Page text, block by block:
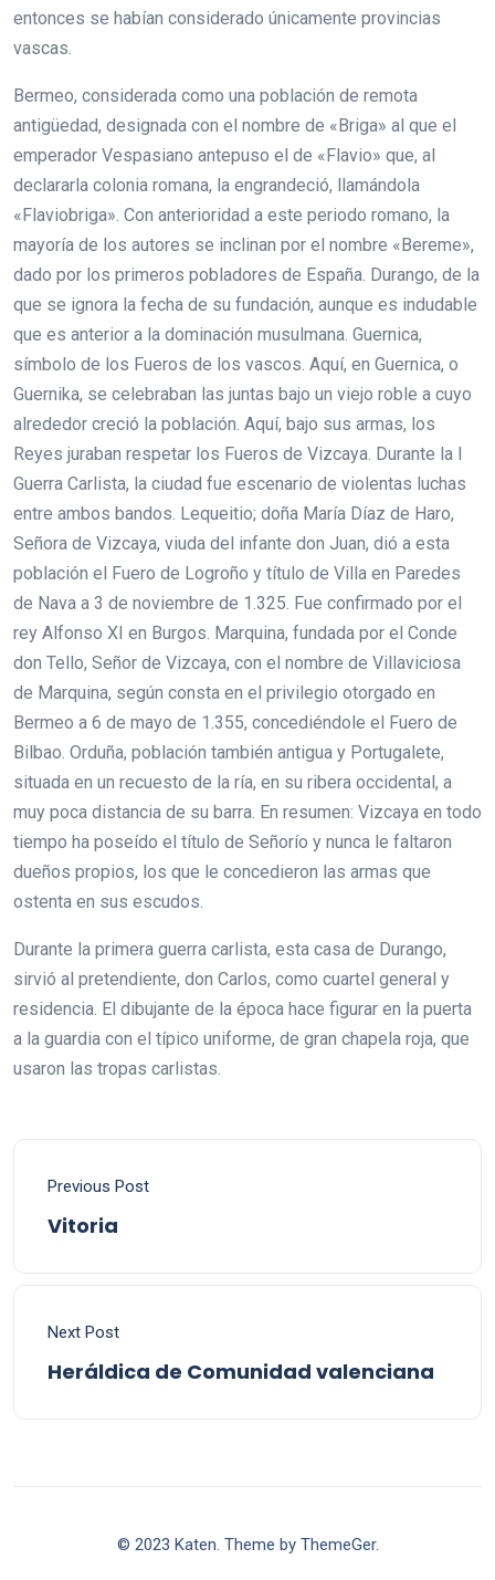
entonces se habían considerado únicamente provincias
vascas.
Bermeo, considerada como una población de remota
antigüedad, designada con el nombre de «Briga» al que el
emperador Vespasiano antepuso el de «Flavio» que, al
declararla colonia romana, la engrandeció, llamándola
«Flaviobriga». Con anterioridad a este periodo romano, la
mayoría de los autores se inclinan por el nombre «Bereme»,
dado por los primeros pobladores de España. Durango, de la
que se ignora la fecha de su fundación, aunque es indudable
que es anterior a la dominación musulmana. Guernica,
símbolo de los Fueros de los vascos. Aquí, en Guernica, o
Guernika, se celebraban las juntas bajo un viejo roble a cuyo
alrededor creció la población. Aquí, bajo sus armas, los
Reyes juraban respetar los Fueros de Vizcaya. Durante la I
Guerra Carlista, la ciudad fue escenario de violentas luchas
entre ambos bandos. Lequeitio; doña María Díaz de Haro,
Señora de Vizcaya, viuda del infante don Juan, dió a esta
población el Fuero de Logroño y título de Villa en Paredes
de Nava a 3 de noviembre de 1.325. Fue confirmado por el
rey Alfonso XI en Burgos. Marquina, fundada por el Conde
don Tello, Señor de Vizcaya, con el nombre de Villaviciosa
de Marquina, según consta en el privilegio otorgado en
Bermeo a 6 de mayo de 1.355, concediéndole el Fuero de
Bilbao. Orduña, población también antigua y Portugalete,
situada en un recuesto de la ría, en su ribera occidental, a
muy poca distancia de su barra. En resumen: Vizcaya en todo
tiempo ha poseído el título de Señorío y nunca le faltaron
dueños propios, los que le concedieron las armas que
ostenta en sus escudos.
Durante la primera guerra carlista, esta casa de Durango,
sirvió al pretendiente, don Carlos, como cuartel general y
residencia. El dibujante de la época hace figurar en la puerta
a la guardia con el típico uniforme, de gran chapela roja, que
usaron las tropas carlistas.
Previous Post
Vitoria
Next Post
Heráldica de Comunidad valenciana
© 2023 Katen. Theme by ThemeGer.